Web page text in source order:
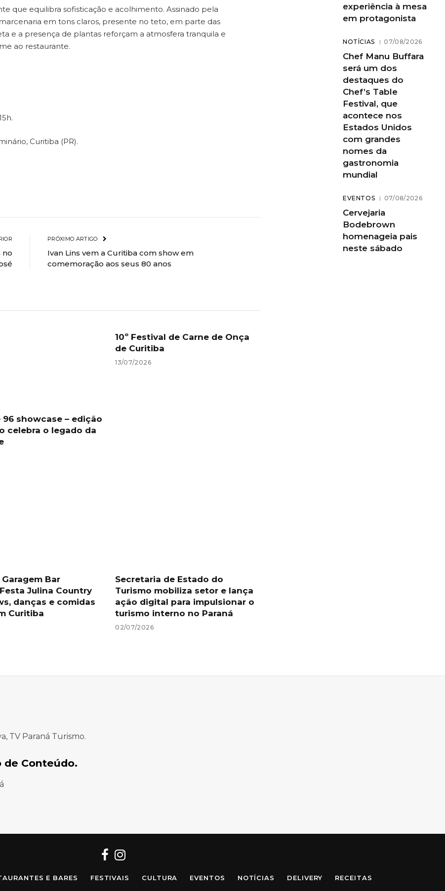
que equilibra sofisticação e acolhimento. Assinado pela
em tons claros, presente no teto, em parte das
e a presença de plantas reforçam a atmosfera tranquila e
ao restaurante.
Curitiba (PR).
no
PRÓXIMO ARTIGO
Ivan Lins vem a Curitiba com show em
comemoração aos seus 80 anos
96 showcase – edição
celebra o legado da
10º Festival de Carne de Onça
de Curitiba
13/07/2026
Bar
Julina Country
danças e comidas
Curitiba
Secretaria de Estado do
Turismo mobiliza setor e lança
ação digital para impulsionar o
turismo interno no Paraná
02/07/2026
experiência à mesa
em protagonista
NOTÍCIAS 07/08/2026
Chef Manu Buffara
será um dos
destaques do
Chef’s Table
Festival, que
acontece nos
Estados Unidos
com grandes
nomes da
gastronomia
mundial
EVENTOS 07/08/2026
Cervejaria
Bodebrown
homenageia pais
neste sábado
TV Paraná Turismo.
de Conteúdo.
Facebook
Instagram
E BARES FESTIVAIS CULTURA EVENTOS NOTÍCIAS DELIVERY RECEITAS